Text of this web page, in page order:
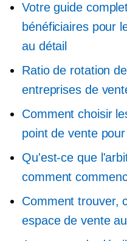
Votre guide
bénéficiaires pour
au détail
Ratio de rotation
entreprises de
Comment choisir
point de vente
Qu'est-ce que
comment
Comment trouver,
espace de vente